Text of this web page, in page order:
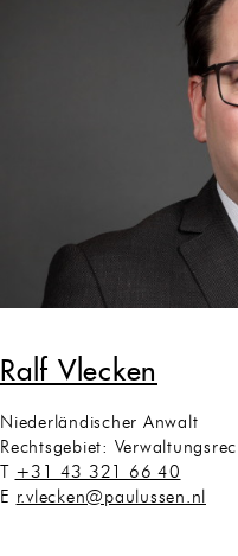
Ralf Vlecken
Niederländischer Anwalt
Rechtsgebiet:
T +31 43 321 66 40
E r.vlecken@paulussen.nl